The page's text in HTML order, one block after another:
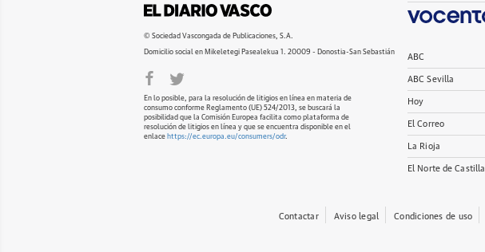
© Sociedad Vascongada de Publicaciones, S.A.
Domicilio social en Mikeletegi Pasealekua 1. 20009 - Donostia-San Sebastián
En lo posible, para la resolución de litigios en línea en materia de
consumo conforme Reglamento (UE) 524/2013, se buscará la
posibilidad que la Comisión Europea facilita como plataforma de
resolución de litigios en línea y que se encuentra disponible en el
enlace https://ec.europa.eu/consumers/odr.
ABC
ABC Sevilla
Hoy
El Correo
La Rioja
El Norte de Castilla
Contactar Aviso legal Condiciones de uso